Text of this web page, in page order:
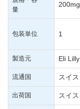
量
200mg
包装単位 1
製造元 Eli Lilly
流通国 スイス
出荷国 スイス